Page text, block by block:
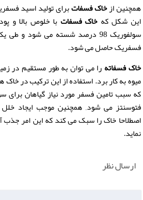
همچنین ازخاک فسفاتبرای تولید اسید
این شکل که خاک فسفات با خلوص بالا و
سولفوریک 98 درصد شسته می شود و
فسفریک حاصل می شود.
خاک فسفاتهرا می توان به طور مستقیم در
میوه به کار برد. استفاده از این ترکیب در خاک
که سبب تامین فسفر مورد نیاز گیاهان برای
فتوسنتز می شود, همچنین موجب ایجاد
اصطلاحا خاک را سبک می کند که این امر
نماید.
ارسال نظر